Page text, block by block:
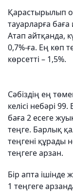
Қарастырылып
тауарларға
Атап айтқанда,
0,7%-ға. Ең көп
көрсетті – 1,5%.
Сәбіздің ең
келісі небәрі
баға 2 есеге
теңге. Барлық
теңгені құрады
теңгеге арзан.
Бір апта
1 теңгеге